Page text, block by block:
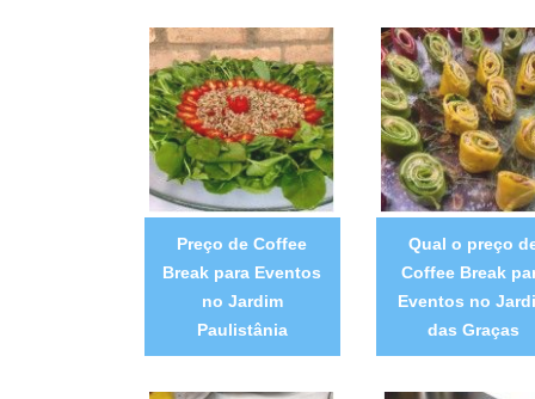
Preço de Coffee
Break para Eventos
no Jardim
Paulistânia
Qual o preço
Coffee Break
Eventos no
das Graças